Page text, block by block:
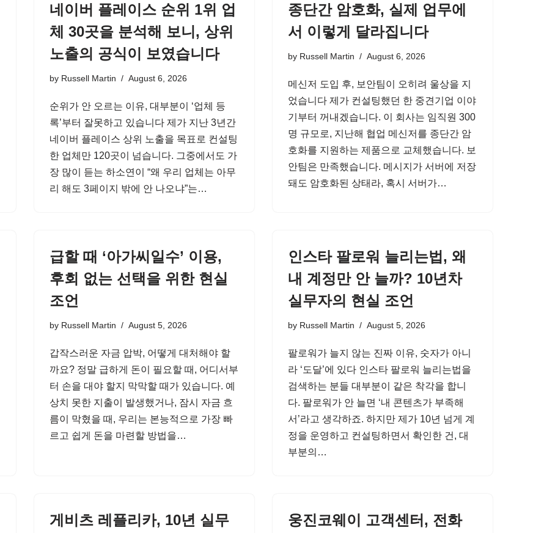
네이버 플레이스 순위 1위 업
체 30곳을 분석해 보니, 상위
노출의 공식이 보였습니다
by Russell Martin August 6, 2026
순위가 안 오르는 이유, 대부분이 ‘업체 등
록’부터 잘못하고 있습니다 제가 지난 3년간
네이버 플레이스 상위 노출을 목표로 컨설팅
한 업체만 120곳이 넘습니다. 그중에서도 가
장 많이 듣는 하소연이 “왜 우리 업체는 아무
리 해도 3페이지 밖에 안 나오냐”는…
종단간 암호화, 실제 업무에
서 이렇게 달라집니다
by Russell Martin August 6, 2026
메신저 도입 후, 보안팀이 오히려 울상을 지
었습니다 제가 컨설팅했던 한 중견기업 이야
기부터 꺼내겠습니다. 이 회사는 임직원 300
명 규모로, 지난해 협업 메신저를 종단간 암
호화를 지원하는 제품으로 교체했습니다. 보
안팀은 만족했습니다. 메시지가 서버에 저장
돼도 암호화된 상태라, 혹시 서버가…
급할 때 ‘아가씨일수’ 이용,
후회 없는 선택을 위한 현실
조언
by Russell Martin August 5, 2026
갑작스러운 자금 압박, 어떻게 대처해야 할
까요? 정말 급하게 돈이 필요할 때, 어디서부
터 손을 대야 할지 막막할 때가 있습니다. 예
상치 못한 지출이 발생했거나, 잠시 자금 흐
름이 막혔을 때, 우리는 본능적으로 가장 빠
르고 쉽게 돈을 마련할 방법을…
인스타 팔로워 늘리는법, 왜
내 계정만 안 늘까? 10년차
실무자의 현실 조언
by Russell Martin August 5, 2026
팔로워가 늘지 않는 진짜 이유, 숫자가 아니
라 ‘도달’에 있다 인스타 팔로워 늘리는법을
검색하는 분들 대부분이 같은 착각을 합니
다. 팔로워가 안 늘면 ‘내 콘텐츠가 부족해
서’라고 생각하죠. 하지만 제가 10년 넘게 계
정을 운영하고 컨설팅하면서 확인한 건, 대
부분의…
게비츠 레플리카, 10년 실무
웅진코웨이 고객센터, 전화